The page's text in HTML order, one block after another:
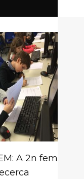
A 2n fem